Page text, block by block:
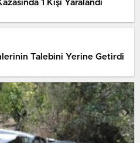
1 Kişi Yaralandı
Talebini Yerine Getirdi